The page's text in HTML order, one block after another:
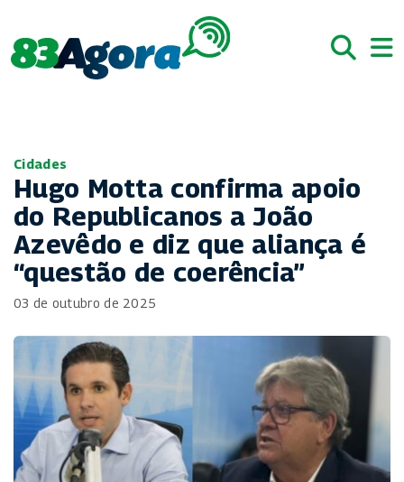
Cidades
Hugo Motta confirma apoio
do Republicanos a João
Azevêdo e diz que aliança é
“questão de coerência”
03 de outubro de 2025